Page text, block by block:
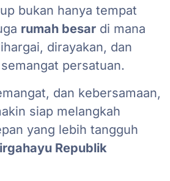
bukan hanya tempat
rumah besar di mana
dirayakan, dan
persatuan.
dan kebersamaan,
siap melangkah
yang lebih tangguh
Republik